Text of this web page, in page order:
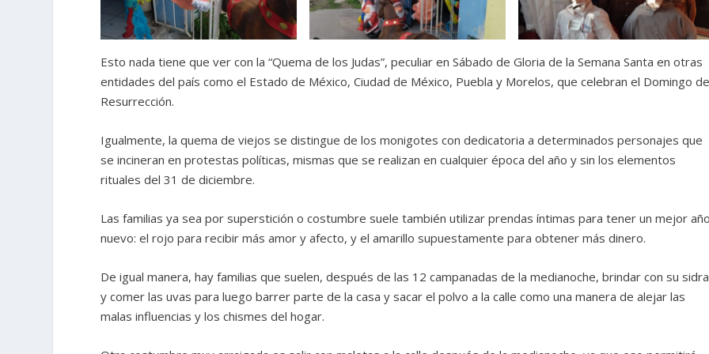
Esto nada tiene que ver con la “Quema de los Judas”, peculiar en Sábado de Gloria de la Semana Santa en otras
entidades del país como el Estado de México, Ciudad de México, Puebla y Morelos, que celebran el Domingo de
Resurrección.
Igualmente, la quema de viejos se distingue de los monigotes con dedicatoria a determinados personajes que
se incineran en protestas políticas, mismas que se realizan en cualquier época del año y sin los elementos
rituales del 31 de diciembre.
Las familias ya sea por superstición o costumbre suele también utilizar prendas íntimas para tener un mejor año
nuevo: el rojo para recibir más amor y afecto, y el amarillo supuestamente para obtener más dinero.
De igual manera, hay familias que suelen, después de las 12 campanadas de la medianoche, brindar con su sidra
y comer las uvas para luego barrer parte de la casa y sacar el polvo a la calle como una manera de alejar las
malas influencias y los chismes del hogar.